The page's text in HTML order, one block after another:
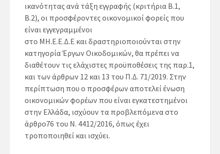
ικανότητας ανά τάξη εγγραφής (κριτήρια Β.1,
Β.2), οι προσφέροντες οικονομικοί φορείς που
είναι εγγεγραμμένοι
στο ΜΗ.Ε.Ε.Δ.Ε και δραστηριοποιούνται στην
κατηγορία Έργων Οικοδομικών, θα πρέπει να
διαθέτουν τις ελάχιστες προϋποθέσεις της παρ.1,
και των άρθρων 12 και 13 του Π.Δ. 71/2019. Στην
περίπτωση που ο προσφέρων αποτελεί ένωση
οικονομικών φορέων που είναι εγκατεστημένοι
στην Ελλάδα, ισχύουν τα προβλεπόμενα στο
άρθρο76 του Ν. 4412/2016, όπως έχει
τροποποιηθεί και ισχύει.